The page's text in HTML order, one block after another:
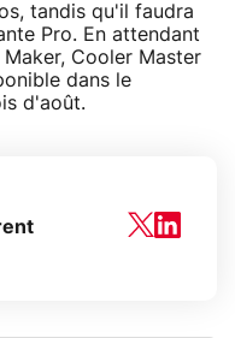
tandis qu'il faudra
Pro. En attendant
Cooler Master
dans le
d'août.